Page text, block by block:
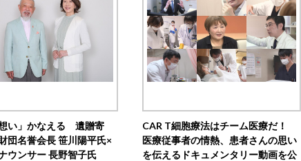
い」かなえる 遺贈寄
名誉会長 笹川陽平氏×
ウンサー 長野智子氏
CAR T細胞療法はチーム医療だ！
医療従事者の情熱、患者さんの思い
を伝えるドキュメンタリー動画を公